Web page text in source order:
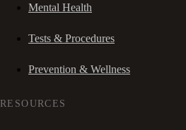
Mental Health
Tests & Procedures
Prevention & Wellness
RESOURCES